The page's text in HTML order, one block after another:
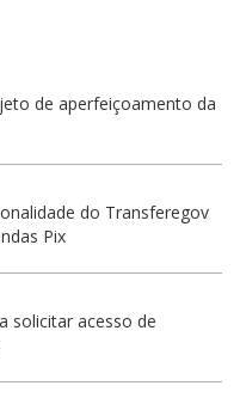
de aperfeiçoamento da
do Transferegov
Pix
solicitar acesso de